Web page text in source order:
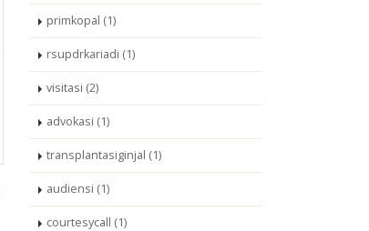
primkopal (1)
rsupdrkariadi (1)
visitasi (2)
advokasi (1)
transplantasiginjal (1)
audiensi (1)
courtesycall (1)